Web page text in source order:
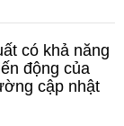
có khả năng
động của
cập nhật